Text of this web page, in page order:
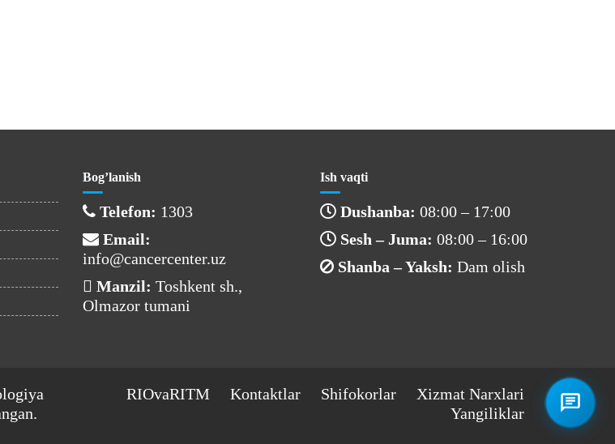
Bog’lanish
Telefon: 1303
Email:
info@cancercenter.uz
Manzil: Toshkent sh.,
Olmazor tumani
Ish vaqti
Dushanba: 08:00 – 17:00
Sesh – Juma: 08:00 – 16:00
Shanba – Yaksh: Dam olish
RIOvaRITM Kontaktlar Shifokorlar
Xizmat Narxlari
Yangiliklar